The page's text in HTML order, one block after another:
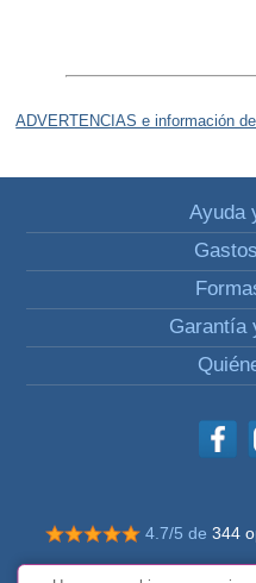
ADVERTENCIAS e información
Ayuda
Garantía
4.7/5 de 344
© Todos los